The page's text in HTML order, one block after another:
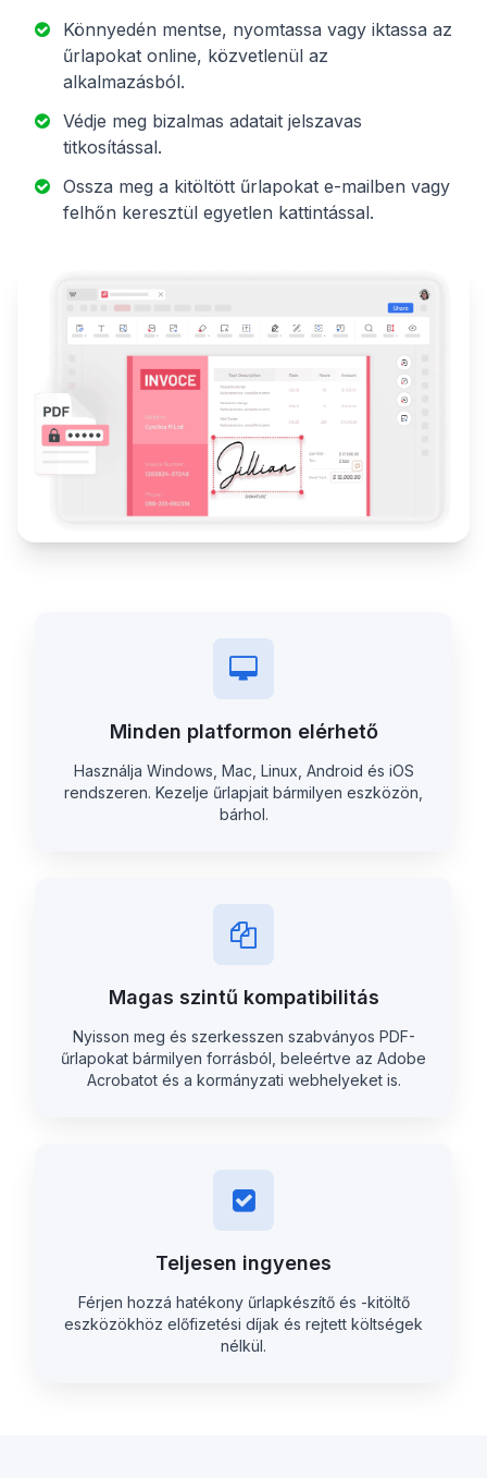
Könnyedén mentse, nyomtassa vagy iktassa az
űrlapokat online, közvetlenül az
alkalmazásból.
Védje meg bizalmas adatait jelszavas
titkosítással.
Ossza meg a kitöltött űrlapokat e-mailben vagy
felhőn keresztül egyetlen kattintással.
Minden platformon elérhető
Használja Windows, Mac, Linux, Android és iOS
rendszeren. Kezelje űrlapjait bármilyen eszközön,
bárhol.
Magas szintű kompatibilitás
Nyisson meg és szerkesszen szabványos PDF-
űrlapokat bármilyen forrásból, beleértve az Adobe
Acrobatot és a kormányzati webhelyeket is.
Teljesen ingyenes
Férjen hozzá hatékony űrlapkészítő és -kitöltő
eszközökhöz előfizetési díjak és rejtett költségek
nélkül.